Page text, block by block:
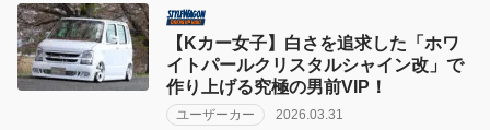
【Kカー女子】白さを追求した「ホワ
イトパールクリスタルシャイン改」で
作り上げる究極の男前VIP！
ユーザーカー 2026.03.31